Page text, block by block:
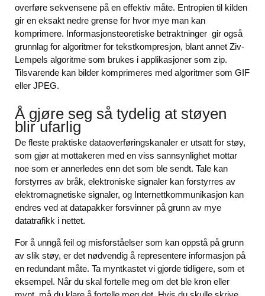
overføre sekvensene på en effektiv måte. Entropien til kilden
gir en eksakt nedre grense for hvor mye man kan
komprimere. Informasjonsteoretiske betraktninger gir også
grunnlag for algoritmer for tekstkompresjon, blant annet Ziv-
Lempels algoritme som brukes i applikasjoner som zip.
Tilsvarende kan bilder komprimeres med algoritmer som GIF
eller JPEG.
Å gjøre seg så tydelig at støyen
blir ufarlig
De fleste praktiske dataoverføringskanaler er utsatt for støy,
som gjør at mottakeren med en viss sannsynlighet mottar
noe som er annerledes enn det som ble sendt. Tale kan
forstyrres av bråk, elektroniske signaler kan forstyrres av
elektromagnetiske signaler, og Internettkommunikasjon kan
endres ved at datapakker forsvinner på grunn av mye
datatrafikk i nettet.
For å unngå feil og misforståelser som kan oppstå på grunn
av slik støy, er det nødvendig å representere informasjon på
en redundant måte. Ta myntkastet vi gjorde tidligere, som et
eksempel. Når du skal fortelle meg om det ble kron eller